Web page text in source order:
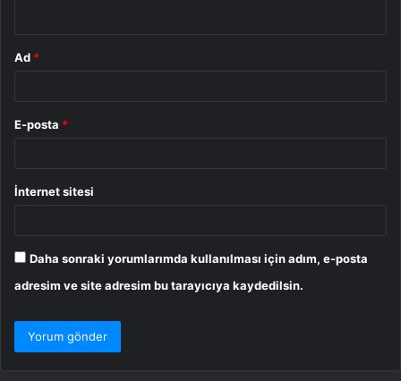
Ad *
E-posta *
İnternet sitesi
Daha sonraki yorumlarımda kullanılması için adım, e-posta
adresim ve site adresim bu tarayıcıya kaydedilsin.